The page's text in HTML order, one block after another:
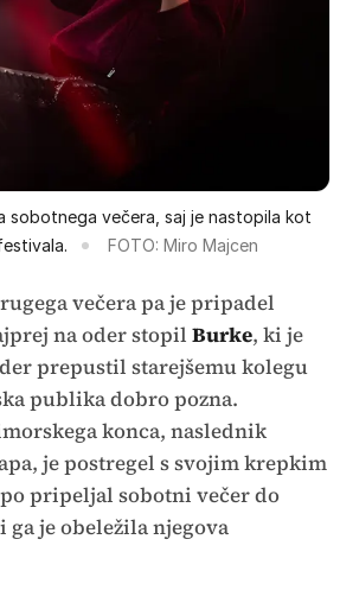
sobotnega večera, saj je nastopila kot
FOTO: Miro Majcen
večera pa je pripadel
na oder stopil Burke, ki je
prepustil starejšemu kolegu
publika dobro pozna.
konca, naslednik
je postregel s svojim krepkim
pripeljal sobotni večer do
ga je obeležila njegova